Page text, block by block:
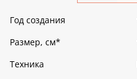
Год создания
Размер, см*
Техника